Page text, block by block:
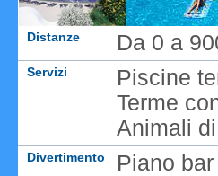
Distanze Da 0 a
Servizi
Piscine
Terme
Animali
Divertimento Piano bar